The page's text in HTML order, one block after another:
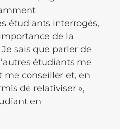
étudiants interrogés,
de la
sais que parler de
étudiants me
me conseiller et, en
de relativiser »,
en